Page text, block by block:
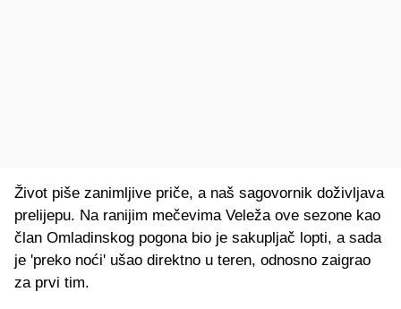
Život piše zanimljive priče, a naš sagovornik doživljava
prelijepu. Na ranijim mečevima Veleža ove sezone kao
član Omladinskog pogona bio je sakupljač lopti, a sada
je 'preko noći' ušao direktno u teren, odnosno zaigrao
za prvi tim.